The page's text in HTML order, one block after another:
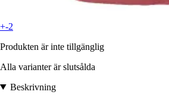
+-2
Produkten är inte tillgänglig
Alla varianter är slutsålda
Beskrivning